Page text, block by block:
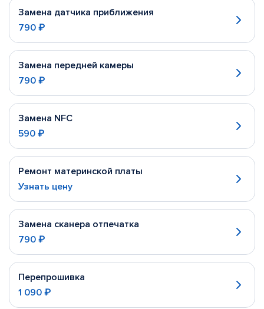
Замена датчика приближения
790 ₽
Замена передней камеры
790 ₽
Замена NFC
590 ₽
Ремонт материнской платы
Узнать цену
Замена сканера отпечатка
790 ₽
Перепрошивка
1 090 ₽